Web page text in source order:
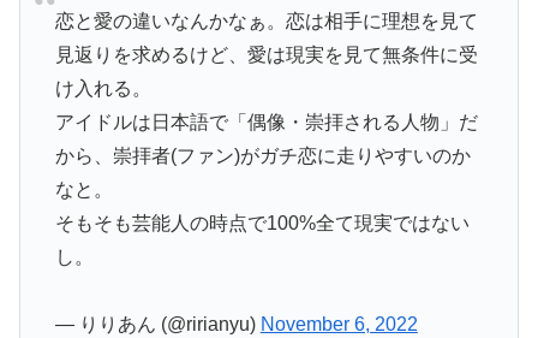
恋と愛の違いなんかなぁ。恋は相手に理想を見て
見返りを求めるけど、愛は現実を見て無条件に受
け入れる。
アイドルは日本語で「偶像・崇拝される人物」だ
から、崇拝者(ファン)がガチ恋に走りやすいのか
なと。
そもそも芸能人の時点で100%全て現実ではない
し。
— りりあん (@ririanyu) November 6, 2022